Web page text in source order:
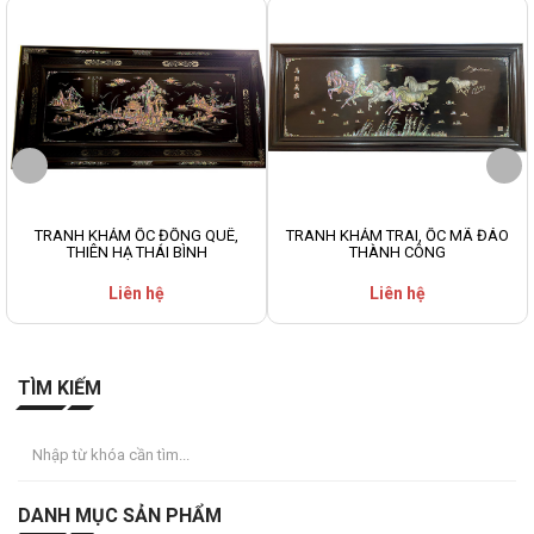
TRANH KHẢM ỐC ĐỒNG QUÊ,
THIÊN HẠ THÁI BÌNH
Liên hệ
TRANH KHẢM TRAI, ỐC MÃ ĐÁO
THÀNH CÔNG
Liên hệ
TÌM KIẾM
DANH MỤC SẢN PHẨM